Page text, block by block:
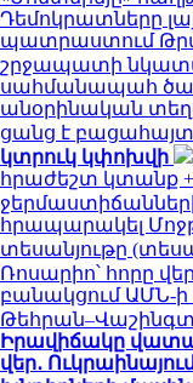
Դեմոկրատները
պատրաստում
շրջապատի
սահմանապահ
անօրինական
ցանց է
կտրուկ կփոխվի
հրաժեշտ կտանք
հրապարակել
տեսանյութը
Ռոսարիո՝ հորը
բանակցում ԱՄՆ-
Իրավիճակը
վեր․